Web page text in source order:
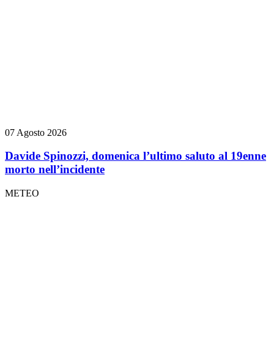
07 Agosto 2026
Davide Spinozzi, domenica l’ultimo saluto al 19enne
morto nell’incidente
METEO